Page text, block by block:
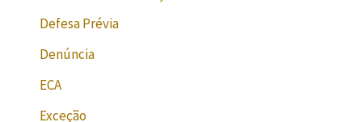
Defesa Prévia
Denúncia
ECA
Exceção